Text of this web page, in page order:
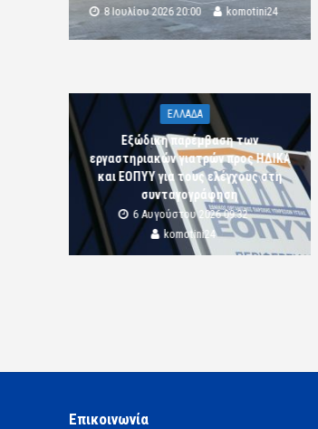
8 Ιουλίου 2026 20:00 komotini24
ΕΛΛΑΔΑ
Εξώδικη παρέμβαση των
εργαστηριακών γιατρών προς ΗΔΙΚΑ
και ΕΟΠΥΥ για τους ελέγχους στη
συνταγογράφηση
6 Αυγούστου 2026 09:32
komotini24
Επικοινωνία